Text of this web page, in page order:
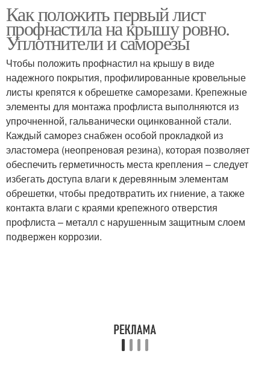
Как положить первый лист
профнастила на крышу ровно.
Уплотнители и саморезы
Чтобы положить профнастил на крышу в виде
надежного покрытия, профилированные кровельные
листы крепятся к обрешетке саморезами. Крепежные
элементы для монтажа профлиста выполняются из
упрочненной, гальванически оцинкованной стали.
Каждый саморез снабжен особой прокладкой из
эластомера (неопреновая резина), которая позволяет
обеспечить герметичность места крепления – следует
избегать доступа влаги к деревянным элементам
обрешетки, чтобы предотвратить их гниение, а также
контакта влаги с краями крепежного отверстия
профлиста – металл с нарушенным защитным слоем
подвержен коррозии.